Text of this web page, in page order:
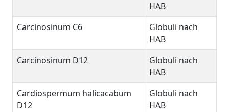
HAB
Carcinosinum C6
Globuli nach
HAB
Carcinosinum D12
Globuli nach
HAB
Cardiospermum halicacabum
D12
Globuli nach
HAB